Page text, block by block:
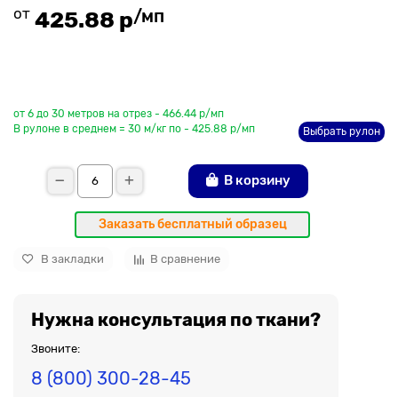
от 425.88 р/мп
от 6 до 30 метров на отрез - 466.44 р/мп
В рулоне в среднем = 30 м/кг по - 425.88 р/мп
Выбрать рулон
В корзину
Заказать бесплатный образец
В закладки В сравнение
Нужна консультация по ткани?
Звоните:
8 (800) 300-28-45